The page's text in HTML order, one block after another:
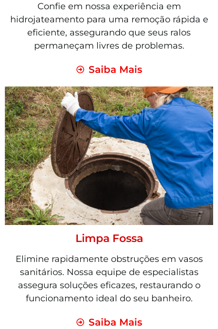
Confie em nossa experiência em
hidrojateamento para uma remoção rápida e
eficiente, assegurando que seus ralos
permaneçam livres de problemas.
Saiba Mais
Limpa Fossa
Elimine rapidamente obstruções em vasos
sanitários. Nossa equipe de especialistas
assegura soluções eficazes, restaurando o
funcionamento ideal do seu banheiro.
Saiba Mais